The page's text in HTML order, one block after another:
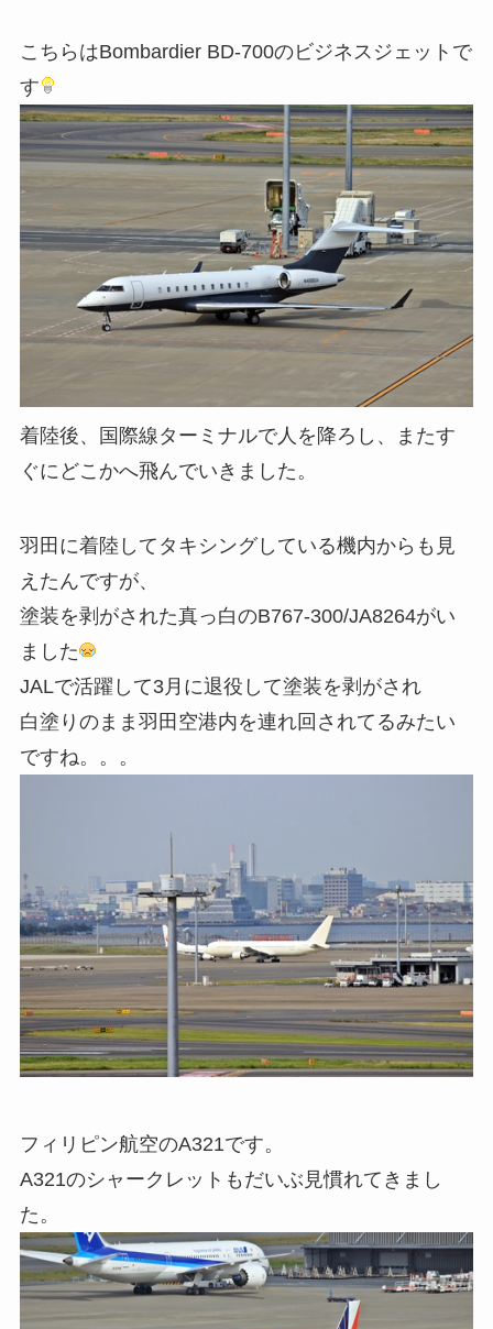
こちらはBombardier BD-700のビジネスジェットで
す
着陸後、国際線ターミナルで人を降ろし、またす
ぐにどこかへ飛んでいきました。
羽田に着陸してタキシングしている機内からも見
えたんですが、
塗装を剥がされた真っ白のB767-300/JA8264がい
ました
JALで活躍して3月に退役して塗装を剥がされ
白塗りのまま羽田空港内を連れ回されてるみたい
ですね。。。
フィリピン航空のA321です。
A321のシャークレットもだいぶ見慣れてきまし
た。